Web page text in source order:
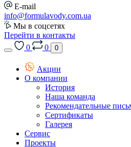
E-mail
info@formulavody.com.ua
Мы в соцсетях
Перейти в контакты
0
0 0
Акции
О компании
История
Наша команда
Рекомендательные
Сертификаты
Галерея
Сервис
Проекты